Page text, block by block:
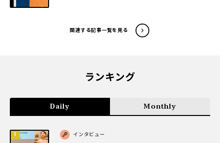
関連する記事一覧を見る
ランキング
Daily Monthly
インタビュー